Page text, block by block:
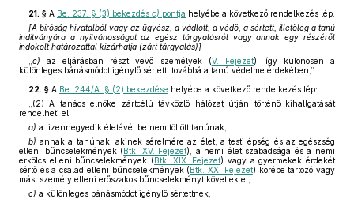
21. § A Be. 237. § (3) bekezdés c) pontja helyébe a következő rendelkezés lép:
[A bíróság hivatalból vagy az ügyész, a vádlott, a védő, a sértett, illetőleg a tanú
indítványára a nyilvánosságot az egész tárgyalásról vagy annak egy részéről
indokolt határozattal kizárhatja (zárt tárgyalás)]
c) az eljárásban részt vevő személyek (V. Fejezet), így különösen a
különleges bánásmódot igénylő sértett, továbbá a tanú védelme érdekében,”
22. § A Be. 244/A. § (2) bekezdése helyébe a következő rendelkezés lép:
„(2) A tanács elnöke zártcélú távközlő hálózat útján történő kihallgatását
rendelheti el
a) a tizennegyedik életévét be nem töltött tanúnak,
b) annak a tanúnak, akinek sérelmére az élet, a testi épség és az egészség
elleni bűncselekmények (Btk. XV. Fejezet), a nemi élet szabadsága és a nemi
erkölcs elleni bűncselekmények (Btk. XIX. Fejezet) vagy a gyermekek érdekét
sértő és a család elleni bűncselekmények (Btk. XX. Fejezet) körébe tartozó vagy
más, személy elleni erőszakos bűncselekményt követtek el,
c) a különleges bánásmódot igénylő sértettnek,